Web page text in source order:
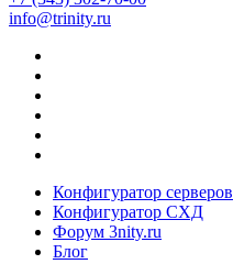
info@trinity.ru
Конфигуратор серверов
Конфигуратор СХД
Форум 3nity.ru
Блог